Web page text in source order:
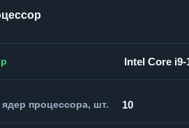
Intel Core i9-
процессора, шт. 10